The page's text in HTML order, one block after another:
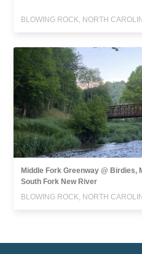
BLOWING ROCK, NORTH
Middle Fork Greenway @ Birdies,
South Fork New River
BLOWING ROCK, NORTH